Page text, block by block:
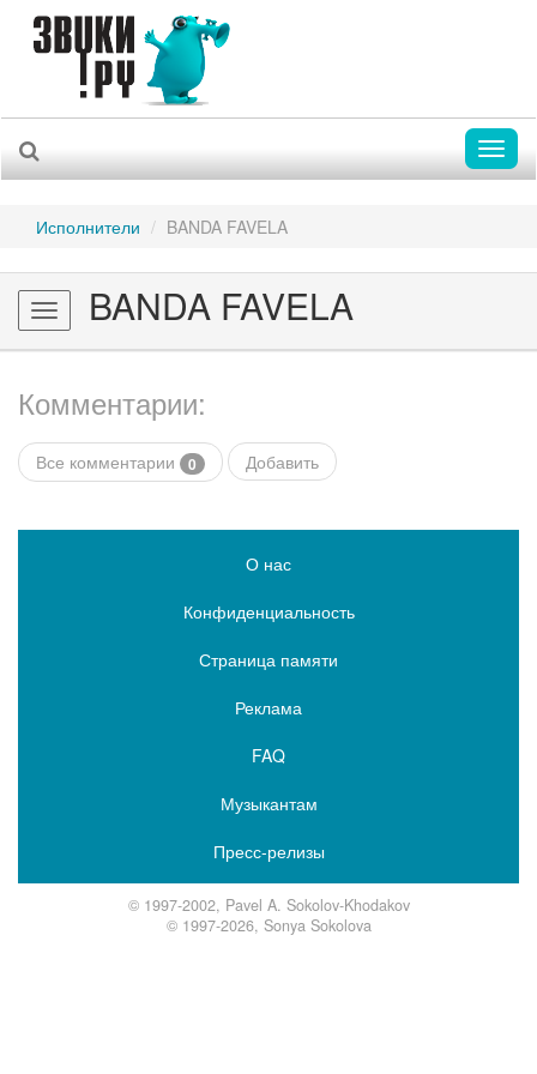
Исполнители BANDA FAVELA
Toggle
navigation
BANDA FAVELA
Комментарии:
Все комментарии 0 Добавить
О нас
Конфиденциальность
Страница памяти
Реклама
FAQ
Музыкантам
Пресс-релизы
© 1997-2002, Pavel A. Sokolov-Khodakov
© 1997-2026, Sonya Sokolova